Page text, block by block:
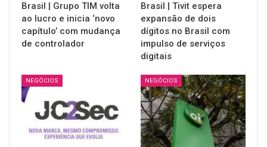
Brasil | Grupo TIM volta
ao lucro e inicia ‘novo
capítulo’ com mudança
de controlador
Brasil | Tivit espera
expansão de dois
dígitos no Brasil com
impulso de serviços
digitais
NEGÓCIOS NEGÓCIOS